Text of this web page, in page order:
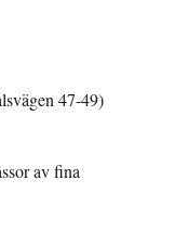
47-49)
av fina